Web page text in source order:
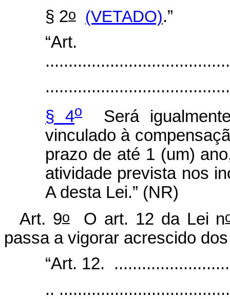
§ 2o (VETADO).”
§ 4o
Será
vinculado à
prazo de até 1 (um)
atividade prevista nos
A desta Lei.” (NR)
Art. 9oO art. 12 da Lei n
passa a vigorar acrescido
“Art. 12.
..